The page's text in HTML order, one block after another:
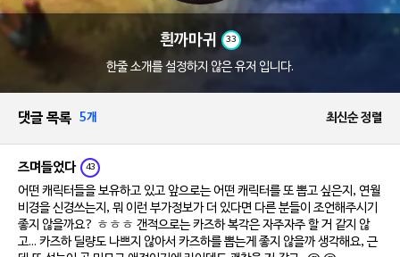
흰까마귀 33
한줄 소개를 설정하지 않은 유저 입니다.
댓글 목록 5개 최신순 정렬
즈며들었다 43
어떤 캐릭터들을 보유하고 있고 앞으로는 어떤 캐릭터를 또 뽑고 싶은지, 연월
비경을 신경쓰는지, 뭐 이런 부가정보가 더 있다면 다른 분들이 조언해주시기
좋지 않을까요? ㅎㅎㅎ 갠적으로는 카즈하 복각은 자주자주 할 거 같지 않
고... 카즈하 딜량도 나쁘지 않아서 카즈하를 뽑는게 좋지 않을까 생각해요, 근